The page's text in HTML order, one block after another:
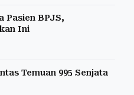
Pasien BPJS,
Ini
Temuan 995 Senjata